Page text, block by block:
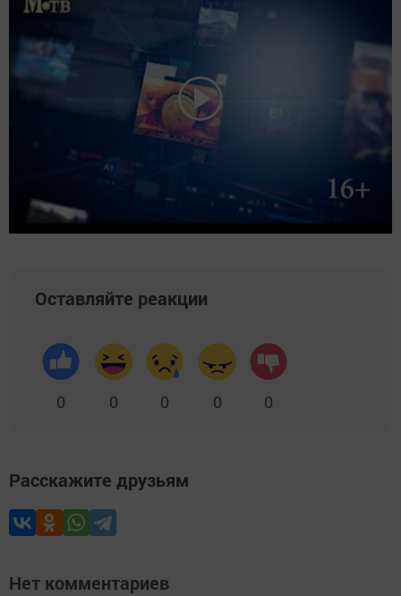
Оставляйте реакции
0 0 0 0 0
Расскажите друзьям
Нет комментариев